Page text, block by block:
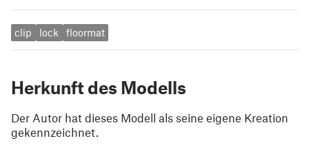
clip lock floormat
Herkunft des Modells
Der Autor hat dieses Modell als seine eigene Kreation
gekennzeichnet.